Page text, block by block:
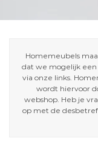
Homemeubels
dat we mogelijk
via onze links.
wordt hiervoor
webshop. Heb je
op met de